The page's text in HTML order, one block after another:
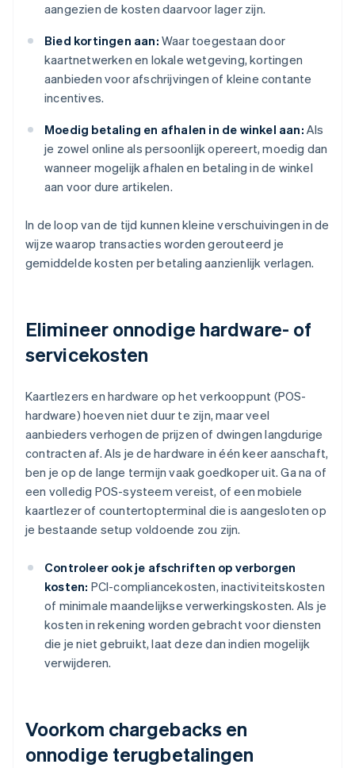
aangezien de kosten daarvoor lager zijn.
Bied kortingen aan: Waar toegestaan door
kaartnetwerken en lokale wetgeving, kortingen
aanbieden voor afschrijvingen of kleine contante
incentives.
Moedig betaling en afhalen in de winkel aan: Als
je zowel online als persoonlijk opereert, moedig dan
wanneer mogelijk afhalen en betaling in de winkel
aan voor dure artikelen.
In de loop van de tijd kunnen kleine verschuivingen in de
wijze waarop transacties worden gerouteerd je
gemiddelde kosten per betaling aanzienlijk verlagen.
Elimineer onnodige hardware- of
servicekosten
Kaartlezers en hardware op het verkooppunt (POS-
hardware) hoeven niet duur te zijn, maar veel
aanbieders verhogen de prijzen of dwingen langdurige
contracten af. Als je de hardware in één keer aanschaft,
ben je op de lange termijn vaak goedkoper uit. Ga na of
een volledig POS-systeem vereist, of een mobiele
kaartlezer of countertopterminal die is aangesloten op
je bestaande setup voldoende zou zijn.
Controleer ook je afschriften op verborgen
kosten: PCI-compliancekosten, inactiviteitskosten
of minimale maandelijkse verwerkingskosten. Als je
kosten in rekening worden gebracht voor diensten
die je niet gebruikt, laat deze dan indien mogelijk
verwijderen.
Voorkom chargebacks en
onnodige terugbetalingen